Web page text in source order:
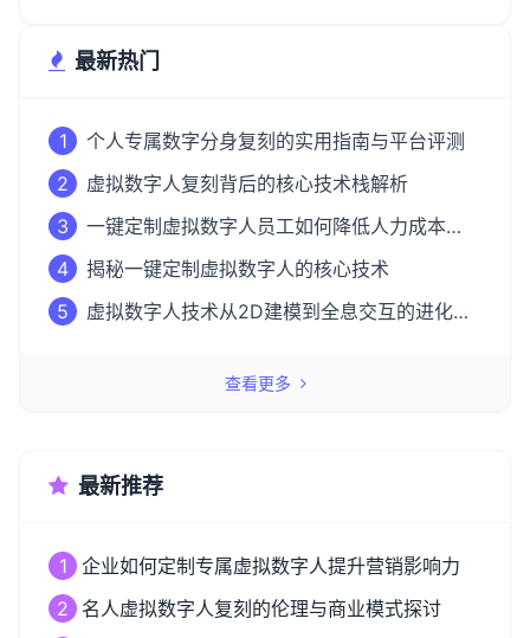
最新热门
1
个人专属数字分身复刻的实用指南与平台评测
2
虚拟数字人复刻背后的核心技术栈解析
3
一键定制虚拟数字人员工如何降低人力成本
50%？
4
揭秘一键定制虚拟数字人的核心技术
5
虚拟数字人技术从2D建模到全息交互的进化之
查看更多
最新推荐
1
企业如何定制专属虚拟数字人提升营销影响力
2
名人虚拟数字人复刻的伦理与商业模式探讨